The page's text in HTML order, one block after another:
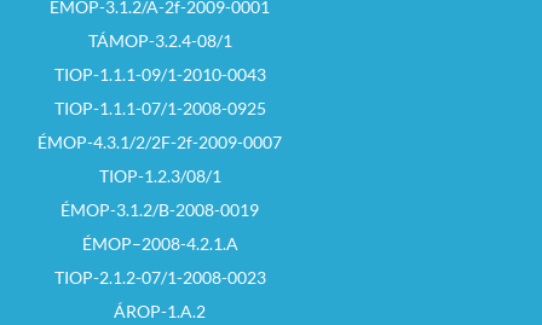
ÉMOP-3.1.2/A-2f-2009-0001
TÁMOP-3.2.4-08/1
TIOP-1.1.1-09/1-2010-0043
TIOP-1.1.1-07/1-2008-0925
ÉMOP-4.3.1/2/2F-2f-2009-0007
TIOP-1.2.3/08/1
ÉMOP-3.1.2/B-2008-0019
ÉMOP–2008-4.2.1.A
TIOP-2.1.2-07/1-2008-0023
ÁROP-1.A.2